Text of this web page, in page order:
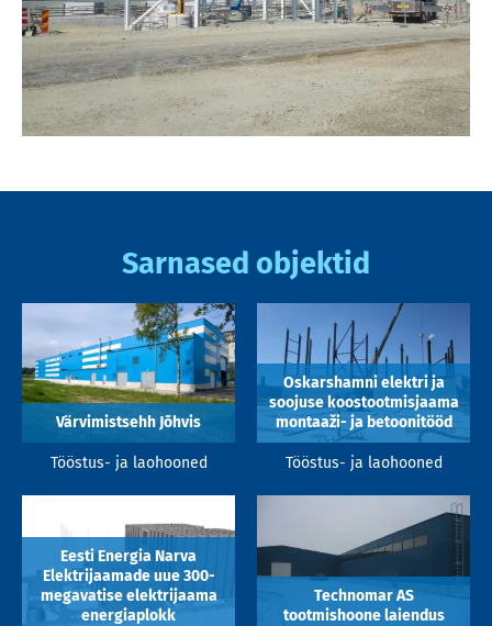
Sarnased objektid
Värvimistsehh Jõhvis
Tööstus- ja laohooned
Oskarshamni elektri ja
soojuse koostootmisjaama
montaaži- ja betoonitööd
Tööstus- ja laohooned
Eesti Energia Narva
Elektrijaamade uue 300-
megavatise elektrijaama
energiaplokk
Technomar AS
tootmishoone laiendus